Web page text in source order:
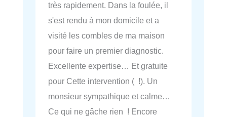
très rapidement. Dans la foulée, il
s'est rendu à mon domicile et a
visité les combles de ma maison
pour faire un premier diagnostic.
Excellente expertise… Et gratuite
pour Cette intervention ( !). Un
monsieur sympathique et calme…
Ce qui ne gâche rien ! Encore